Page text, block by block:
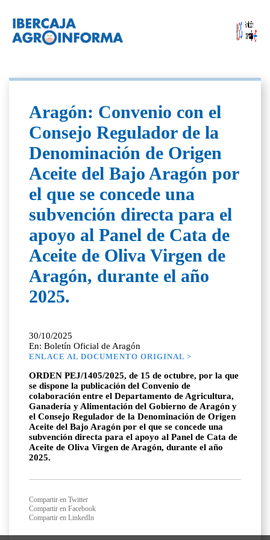
Aragón: Convenio con el
Consejo Regulador de la
Denominación de Origen
Aceite del Bajo Aragón por
el que se concede una
subvención directa para el
apoyo al Panel de Cata de
Aceite de Oliva Virgen de
Aragón, durante el año
2025.
30/10/2025
En: Boletín Oficial de Aragón
ENLACE AL DOCUMENTO ORIGINAL >
ORDEN PEJ/1405/2025, de 15 de octubre, por la que
se dispone la publicación del Convenio de
colaboración entre el Departamento de Agricultura,
Ganadería y Alimentación del Gobierno de Aragón y
el Consejo Regulador de la Denominación de Origen
Aceite del Bajo Aragón por el que se concede una
subvención directa para el apoyo al Panel de Cata de
Aceite de Oliva Virgen de Aragón, durante el año
2025.
Compartir en Twitter
Compartir en Facebook
Compartir en LinkedIn